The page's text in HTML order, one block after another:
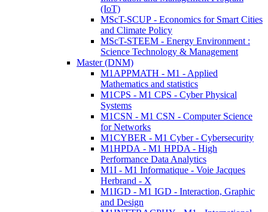
(IoT)
MScT-SCUP - Economics for Smart Cities
and Climate Policy
MScT-STEEM - Energy Environment :
Science Technology & Management
Master (DNM)
M1APPMATH - M1 - Applied
Mathematics and statistics
M1CPS - M1 CPS - Cyber Physical
Systems
M1CSN - M1 CSN - Computer Science
for Networks
M1CYBER - M1 Cyber - Cybersecurity
M1HPDA - M1 HPDA - High
Performance Data Analytics
M1I - M1 Informatique - Voie Jacques
Herbrand - X
M1IGD - M1 IGD - Interaction, Graphic
and Design